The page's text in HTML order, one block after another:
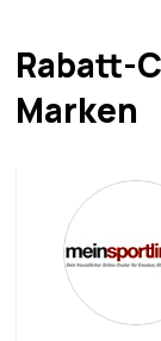
Rabatt-
Marken